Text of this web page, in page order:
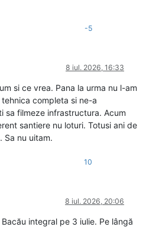
-5
8 iul. 2026, 16:33
si ce vrea. Pana la urma nu l-am
completa si ne-a
sa filmeze infrastructura. Acum
santiere nu loturi. Totusi ani de
Sa nu uitam.
10
8 iul. 2026, 20:06
integral pe 3 iulie. Pe lângă